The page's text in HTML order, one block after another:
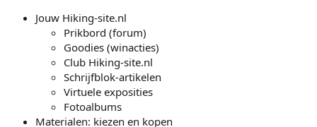
Jouw Hiking-site.nl
Prikbord (forum)
Goodies (winacties)
Club Hiking-site.nl
Schrijfblok-artikelen
Virtuele exposities
Fotoalbums
Materialen: kiezen en kopen